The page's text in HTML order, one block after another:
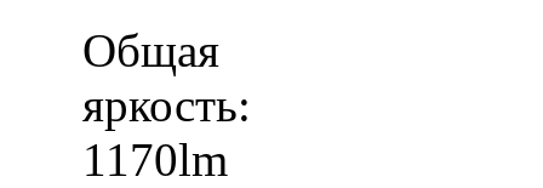
Общая
яркость:
1170lm